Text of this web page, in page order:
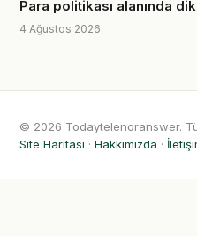
Para politikası alanında
4 Ağustos 2026
© 2026 Todaytelenoranswer.
Site Haritası · Hakkımızda ·